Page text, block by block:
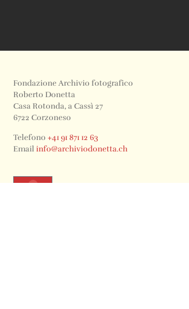
Fondazione Archivio fotografico
Roberto Donetta
Casa Rotonda, a Cassì 27
6722 Corzoneso
Telefono+41 91 871 12 63
Emailinfo@archiviodonetta.ch
0